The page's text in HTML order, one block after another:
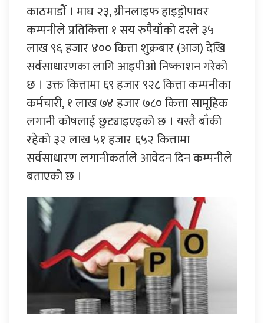
काठमाडोैं । माघ २३, ग्रीनलाइफ हाइड्रोपावर
कम्पनीले प्रतिकित्ता १ सय रुपैयाँको दरले ३५
लाख ९६ हजार ४०० कित्ता शुक्रबार (आज) देखि
सर्वसाधारणका लागि आइपीओ निष्काशन गरेको
छ । उक्त कित्तामा ६९ हजार ९२८ कित्ता कम्पनीका
कर्मचारी, १ लाख ७४ हजार ७८० कित्ता सामूहिक
लगानी कोषलाई छुट्याइएइको छ । यस्तै बाँकी
रहेको ३२ लाख ५१ हजार ६५२ कित्तामा
सर्वसाधारण लगानीकर्ताले आवेदन दिन कम्पनीले
बताएको छ ।